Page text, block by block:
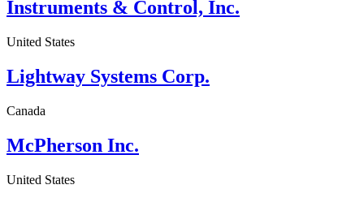
Instruments & Control, Inc.
United States
Lightway Systems Corp.
Canada
McPherson Inc.
United States